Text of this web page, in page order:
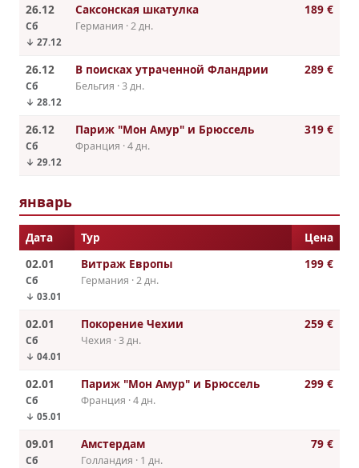
26.12
Сб
↓ 27.12
Саксонская шкатулка
Германия · 2 дн.
189 €
26.12
Сб
↓ 28.12
В поисках утраченной Фландрии
Бельгия · 3 дн.
289 €
26.12
Сб
↓ 29.12
Париж "Мон Амур" и Брюссель
Франция · 4 дн.
319 €
январь
Дата Тур
Цена
02.01
Сб
↓ 03.01
Витраж Европы
Германия · 2 дн.
199 €
02.01
Сб
↓ 04.01
Покорение Чехии
Чехия · 3 дн.
259 €
02.01
Сб
↓ 05.01
Париж "Мон Амур" и Брюссель
Франция · 4 дн.
299 €
09.01
Сб
Амстердам
Голландия · 1 дн.
79 €